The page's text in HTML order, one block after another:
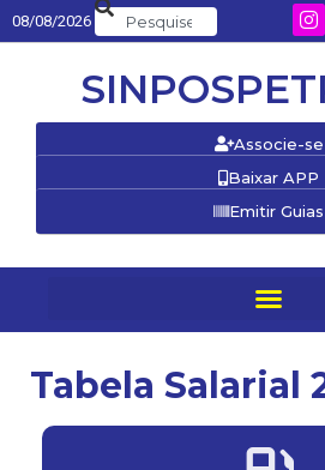
08/08/2026
Associe-se
Baixar APP
Emitir Guias
Tabela Salarial